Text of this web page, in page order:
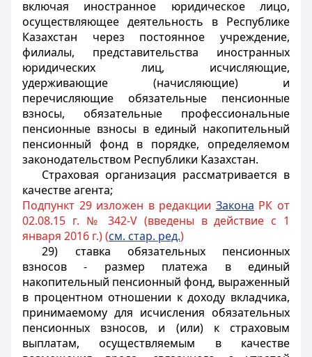
включая иностранное юридическое лицо,
осуществляющее деятельность в Республике
Казахстан через постоянное учреждение,
филиалы, представительства иностранных
юридических лиц, исчисляющие,
удерживающие (начисляющие) и
перечисляющие обязательные пенсионные
взносы, обязательные профессиональные
пенсионные взносы в единый накопительный
пенсионный фонд в порядке, определяемом
законодательством Республики Казахстан.
Страховая организация рассматривается в
качестве агента;
Подпункт 29 изложен в редакции Закона РК от
02.08.15 г. № 342-V (введены в действие с 1
января 2016 г.) (см. стар. ред.)
29) ставка обязательных пенсионных
взносов - размер платежа в единый
накопительный пенсионный фонд, выраженный
в процентном отношении к доходу вкладчика,
принимаемому для исчисления обязательных
пенсионных взносов, и (или) к страховым
выплатам, осуществляемым в качестве